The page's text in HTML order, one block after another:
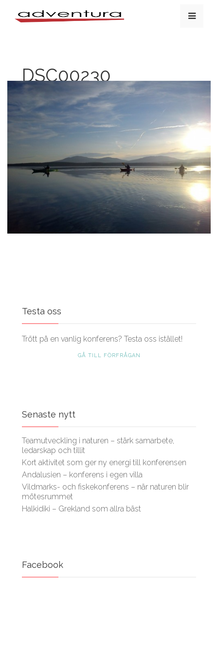
DSC00230
Testa oss
Trött på en vanlig konferens? Testa oss istället!
GÅ TILL FÖRFRÅGAN
Senaste nytt
Teamutveckling i naturen – stärk samarbete,
ledarskap och tillit
Kort aktivitet som ger ny energi till konferensen
Andalusien – konferens i egen villa
Vildmarks- och fiskekonferens – när naturen blir
mötesrummet
Halkidiki – Grekland som allra bäst
Facebook